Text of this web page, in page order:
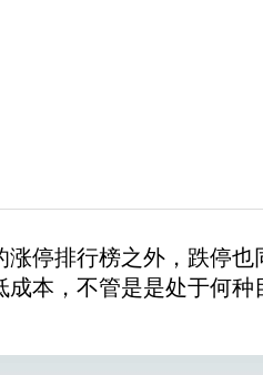
排行榜之外，跌停也
本，不管是是处于何